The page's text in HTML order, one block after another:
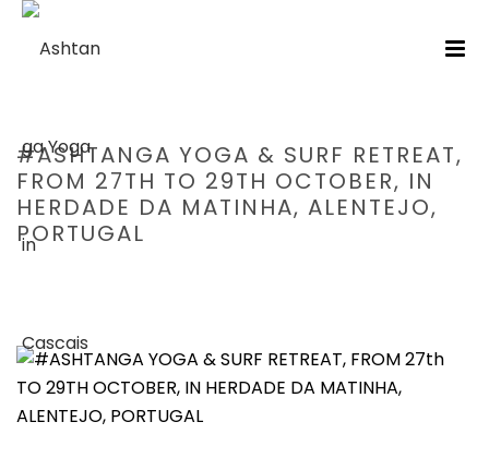
#ASHTANGA YOGA & SURF RETREAT,
FROM 27TH TO 29TH OCTOBER, IN
HERDADE DA MATINHA, ALENTEJO,
PORTUGAL